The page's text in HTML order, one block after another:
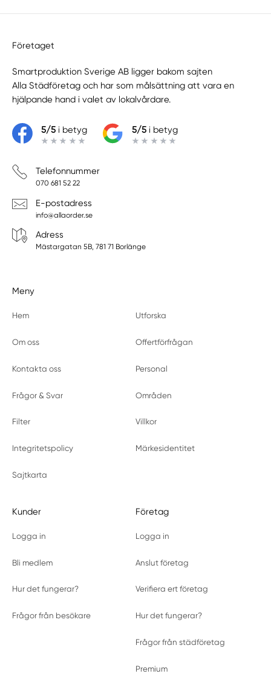
Företaget
Smartproduktion Sverige AB ligger bakom sajten
Alla Städföretag och har som målsättning att vara en
hjälpande hand i valet av lokalvårdare.
5/5i betyg 5/5i betyg
Telefonnummer
070 681 52 22
E-postadress
info@allaorder.se
Adress
Mästargatan 5B, 781 71 Borlänge
Meny
Hem Utforska
Om oss Offertförfrågan
Kontakta oss Personal
Frågor & Svar Områden
Filter Villkor
Integritetspolicy Märkesidentitet
Sajtkarta
Kunder
Logga in
Bli medlem
Hur det fungerar?
Frågor från besökare
Företag
Logga in
Anslut företag
Verifiera ert företag
Hur det fungerar?
Frågor från städföretag
Premium